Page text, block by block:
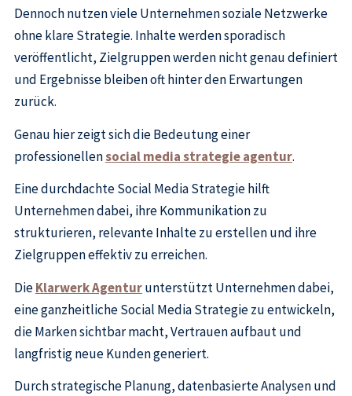
Dennoch nutzen viele Unternehmen soziale Netzwerke
ohne klare Strategie. Inhalte werden sporadisch
veröffentlicht, Zielgruppen werden nicht genau definiert
und Ergebnisse bleiben oft hinter den Erwartungen
zurück.
Genau hier zeigt sich die Bedeutung einer
professionellensocial media strategie agentur.
Eine durchdachte Social Media Strategie hilft
Unternehmen dabei, ihre Kommunikation zu
strukturieren, relevante Inhalte zu erstellen und ihre
Zielgruppen effektiv zu erreichen.
DieKlarwerk Agenturunterstützt Unternehmen dabei,
eine ganzheitliche Social Media Strategie zu entwickeln,
die Marken sichtbar macht, Vertrauen aufbaut und
langfristig neue Kunden generiert.
Durch strategische Planung, datenbasierte Analysen und